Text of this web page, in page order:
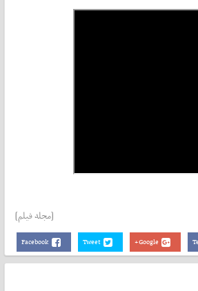
[مجله فیلم]
Facebook Tweet Google+